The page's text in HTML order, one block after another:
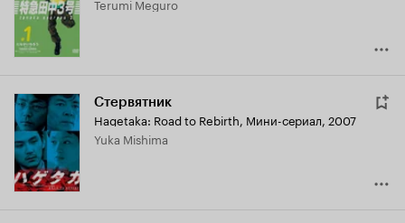
Terumi Meguro
Стервятник
Hagetaka: Road to Rebirth, Мини-сериал, 2007
Yuka Mishima